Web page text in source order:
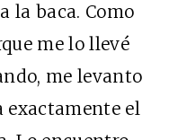
la baca. Como
me lo llevé
me levanto
exactamente el